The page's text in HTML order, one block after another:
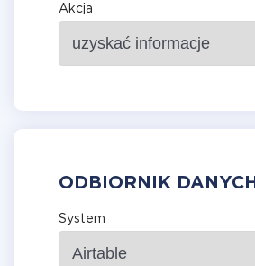
Akcja
ODBIORNIK DANYCH
System